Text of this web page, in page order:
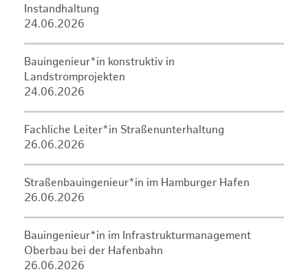
Instandhaltung
24.06.2026
Bauingenieur*in konstruktiv in
Landstromprojekten
24.06.2026
Fachliche Leiter*in Straßenunterhaltung
26.06.2026
Straßenbauingenieur*in im Hamburger Hafen
26.06.2026
Bauingenieur*in im Infrastrukturmanagement
Oberbau bei der Hafenbahn
26.06.2026